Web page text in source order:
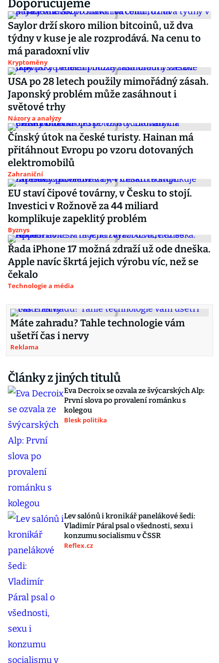
Doporučujeme
Saylor drží skoro milion bitcoinů, už dva
týdny v kuse je ale rozprodává. Na cenu to
má paradoxní vliv
Kryptoměny
USA po 28 letech použily mimořádný zásah.
Japonský problém může zasáhnout i
světové trhy
Názory a analýzy
Čínský útok na české turisty. Hainan má
přitáhnout Evropu po vzoru dotovaných
elektromobilů
Zahraniční
EU staví čipové továrny, v Česku to stojí.
Investici v Rožnově za 44 miliard
komplikuje zapeklitý problém
Byznys
Řada iPhone 17 možná zdraží už ode dneška.
Apple navíc škrtá jejich výrobu víc, než se
čekalo
Technologie a média
Máte zahradu? Tahle technologie vám
ušetří čas i nervy
Reklama
Články z jiných titulů
Eva Decroix se ozvala ze švýcarských Alp:
První slova po provalení románku s
kolegou
Blesk politika
Lev salónů i kronikář panelákové šedi:
Vladimír Páral psal o všednosti, sexu i
konzumu socialismu v ČSSR
Reflex.cz